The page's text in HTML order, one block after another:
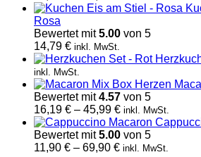
11,90 €
69,90 €
Rosa
Bewertet mit5.00 von 5
14,79 € inkl. MwSt.
inkl. MwSt.
Bewertet mit4.57 von 5
16,19 € – 45,99 €Preisspanne:
16,19 €
bis
45,99 €
inkl. MwSt.
Bewertet mit5.00 von 5
11,90 € – 69,90 €Preisspanne:
inkl. MwSt.